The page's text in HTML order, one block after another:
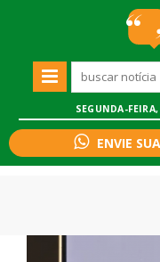
SEGUNDA-
ENVIE